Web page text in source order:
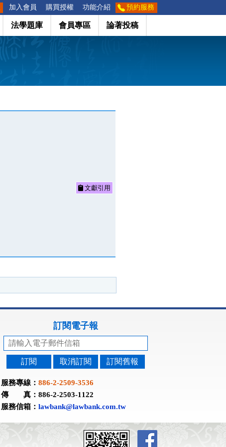
加入會員 購買授權 功能介紹 預約服務
法學題庫 會員專區 論著投稿
文獻引用
訂閱電子報
訂閱 取消訂閱 訂閱舊報
服務專線： 886-2-2509-3536
傳 真：886-2-2503-1122
服務信箱： lawbank@lawbank.com.tw